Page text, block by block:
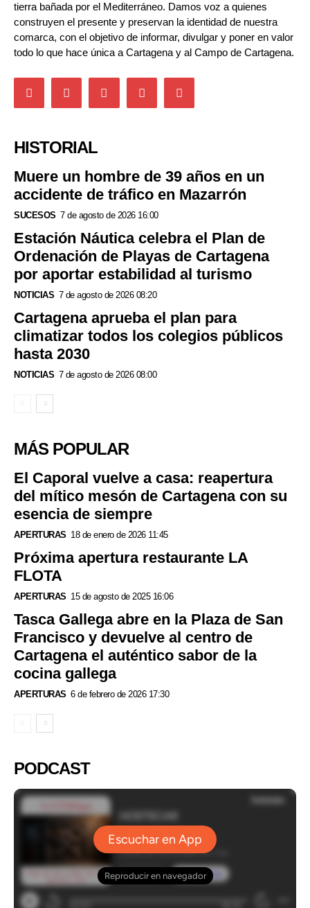
tierra bañada por el Mediterráneo. Damos voz a quienes
construyen el presente y preservan la identidad de nuestra
comarca, con el objetivo de informar, divulgar y poner en valor
todo lo que hace única a Cartagena y al Campo de Cartagena.
HISTORIAL
Muere un hombre de 39 años en un
accidente de tráfico en Mazarrón
SUCESOS 7 de agosto de 2026 16:00
Estación Náutica celebra el Plan de
Ordenación de Playas de Cartagena
por aportar estabilidad al turismo
NOTICIAS 7 de agosto de 2026 08:20
Cartagena aprueba el plan para
climatizar todos los colegios públicos
hasta 2030
NOTICIAS 7 de agosto de 2026 08:00
MÁS POPULAR
El Caporal vuelve a casa: reapertura
del mítico mesón de Cartagena con su
esencia de siempre
APERTURAS 18 de enero de 2026 11:45
Próxima apertura restaurante LA
FLOTA
APERTURAS 15 de agosto de 2025 16:06
Tasca Gallega abre en la Plaza de San
Francisco y devuelve al centro de
Cartagena el auténtico sabor de la
cocina gallega
APERTURAS 6 de febrero de 2026 17:30
PODCAST